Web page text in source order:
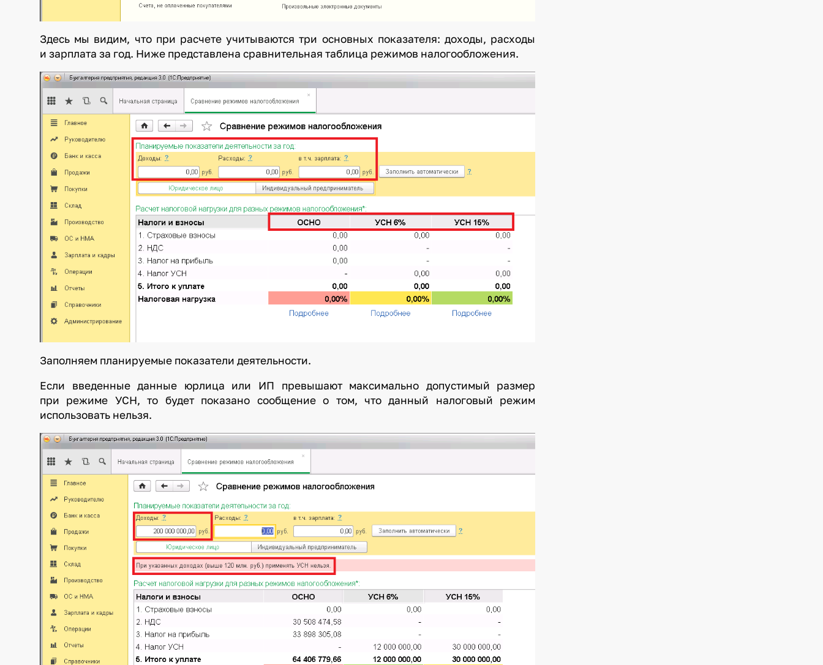
Здесь мы видим, что при расчете учитываются три основных показателя: доходы, расходы
и зарплата за год. Ниже представлена сравнительная таблица режимов налогообложения.
Заполняем планируемые показатели деятельности.
Если введенные данные юрлица или ИП превышают максимально допустимый размер
при режиме УСН, то будет показано сообщение о том, что данный налоговый режим
использовать нельзя.